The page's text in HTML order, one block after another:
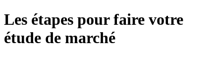
Les étapes pour faire votre
étude de marché